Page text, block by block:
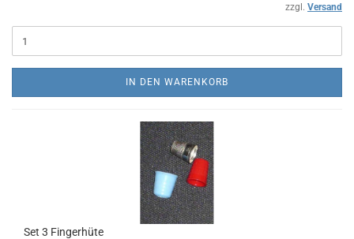
zzgl. Versand
IN DEN WARENKORB
Set 3 Fingerhüte